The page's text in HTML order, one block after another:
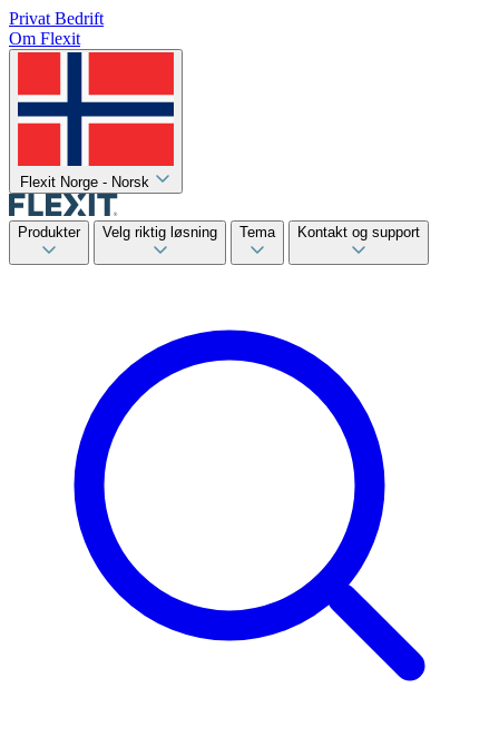
Privat Bedrift
Om Flexit
Flexit Norge - Norsk
Produkter Velg riktig løsning Tema Kontakt og support